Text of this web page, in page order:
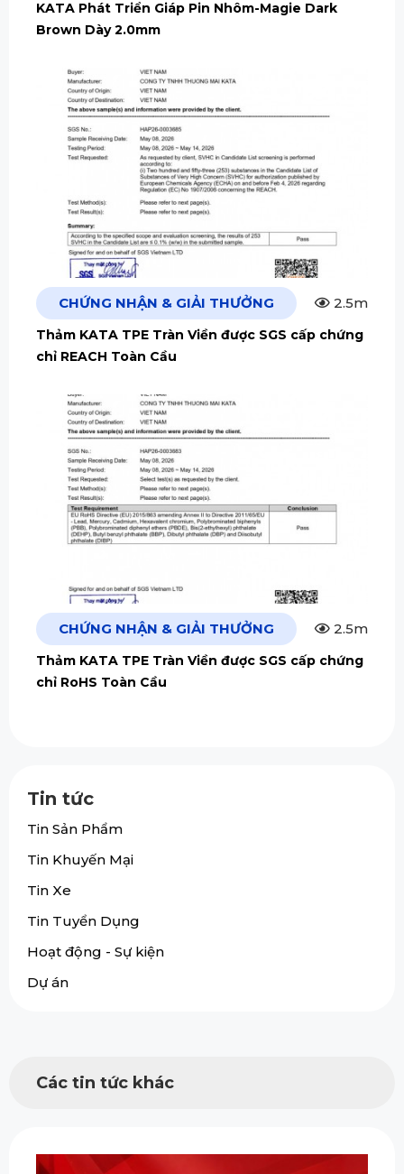
KATA Phát Triển Giáp Pin Nhôm-Magie Dark
Brown Dày 2.0mm
CHỨNG NHẬN & GIẢI THƯỞNG 2.5m
Thảm KATA TPE Tràn Viền được SGS cấp chứng
chỉ REACH Toàn Cầu
CHỨNG NHẬN & GIẢI THƯỞNG 2.5m
Thảm KATA TPE Tràn Viền được SGS cấp chứng
chỉ RoHS Toàn Cầu
Tin tức
Tin Sản Phẩm
Tin Khuyến Mại
Tin Xe
Tin Tuyển Dụng
Hoạt động - Sự kiện
Dự án
Các tin tức khác